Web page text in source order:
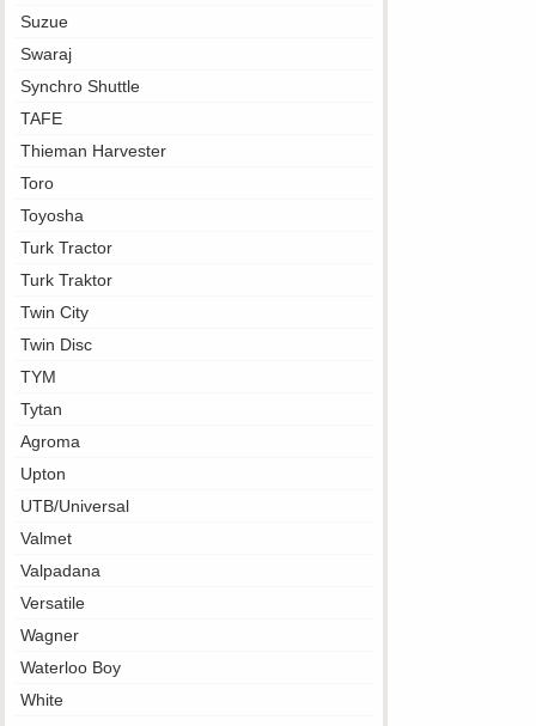
Suzue
Swaraj
Synchro Shuttle
TAFE
Thieman Harvester
Toro
Toyosha
Turk Tractor
Turk Traktor
Twin City
Twin Disc
TYM
Tytan
Agroma
Upton
UTB/Universal
Valmet
Valpadana
Versatile
Wagner
Waterloo Boy
White